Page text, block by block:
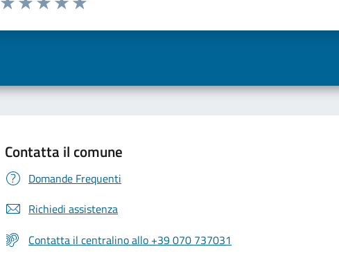
Contatta il comune
Domande Frequenti
Richiedi assistenza
Contatta il centralino allo +39 070 737031